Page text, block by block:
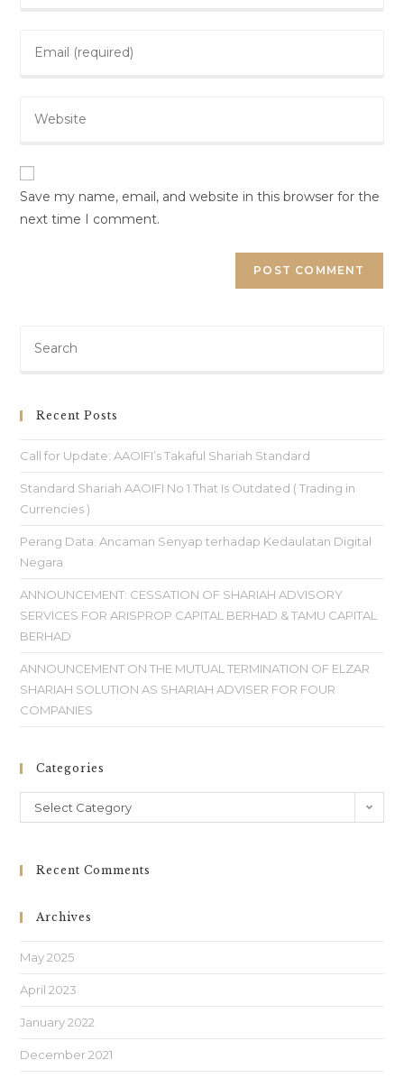
Save my name, email, and website in this browser for the
next time I comment.
Recent Posts
Call for Update: AAOIFI’s Takaful Shariah Standard
Standard Shariah AAOIFI No 1 That Is Outdated ( Trading in
Currencies )
Perang Data: Ancaman Senyap terhadap Kedaulatan Digital
Negara
ANNOUNCEMENT: CESSATION OF SHARIAH ADVISORY
SERVICES FOR ARISPROP CAPITAL BERHAD & TAMU CAPITAL
BERHAD
ANNOUNCEMENT ON THE MUTUAL TERMINATION OF ELZAR
SHARIAH SOLUTION AS SHARIAH ADVISER FOR FOUR
COMPANIES
Categories
Select Category
Recent Comments
Archives
May 2025
April 2023
January 2022
December 2021